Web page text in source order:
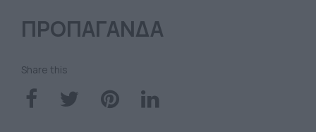
ΠΡΟΠΑΓΑΝΔΑ
Share this